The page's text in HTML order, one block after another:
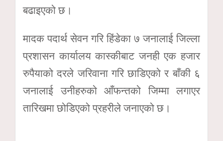
बढाइएको छ।
मादक पदार्थ सेवन गरि हिंडेका ७ जनालाई जिल्ला
प्रशासन कार्यालय कास्कीबाट जनही एक हजार
रुपैयाको दरले जरिवाना गरि छाडिएको र बाँकी ६
जनालाई उनीहरुको आँफन्तको जिम्मा लगाएर
तारिखमा छोडिएको प्रहरीले जनाएको छ।